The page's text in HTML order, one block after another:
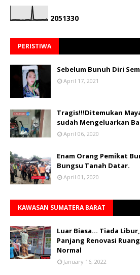
2051330
PERISTIWA
Sebelum Bunuh Diri
April 17, 2021
Tragis!!!Ditemukan
sudah Mengeluarkan
April 06, 2020
Enam Orang Pemikat
Bungsu Tanah Datar.
April 01, 2020
KAWASAN SUMATERA BARAT
Luar Biasa... Tiada
Panjang Renovasi
Normal
January 16, 2022